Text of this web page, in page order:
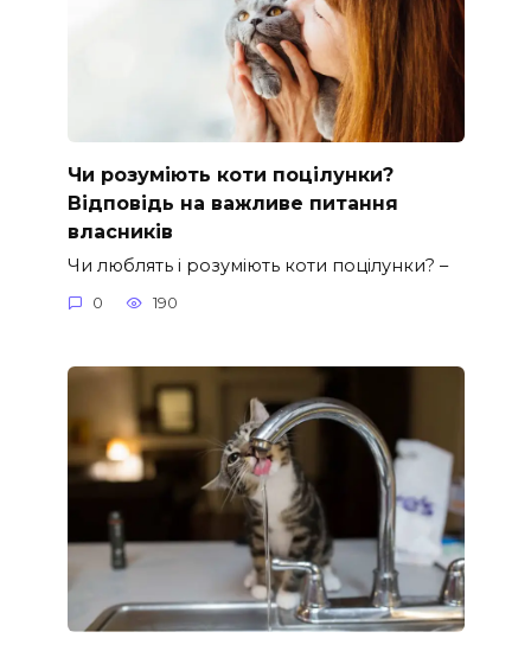
Чи розуміють коти поцілунки?
Відповідь на важливе питання
власників
Чи люблять і розуміють коти поцілунки? –
0 190